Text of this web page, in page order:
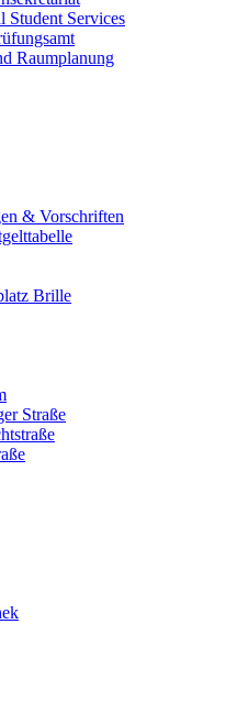
Student Services
Raumplanung
& Vorschriften
Brille
Straße